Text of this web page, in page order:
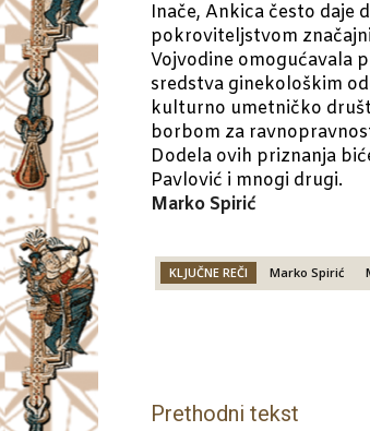
Inače, Ankica često daje
pokroviteljstvom
Vojvodine omogućavala
sredstva ginekološkim
kulturno umetničko
borbom za
Dodela ovih priznanja
Pavlović i mnogi drugi.
Marko Spirić
KLJUČNE REČI Marko Spirić
Prethodni tekst